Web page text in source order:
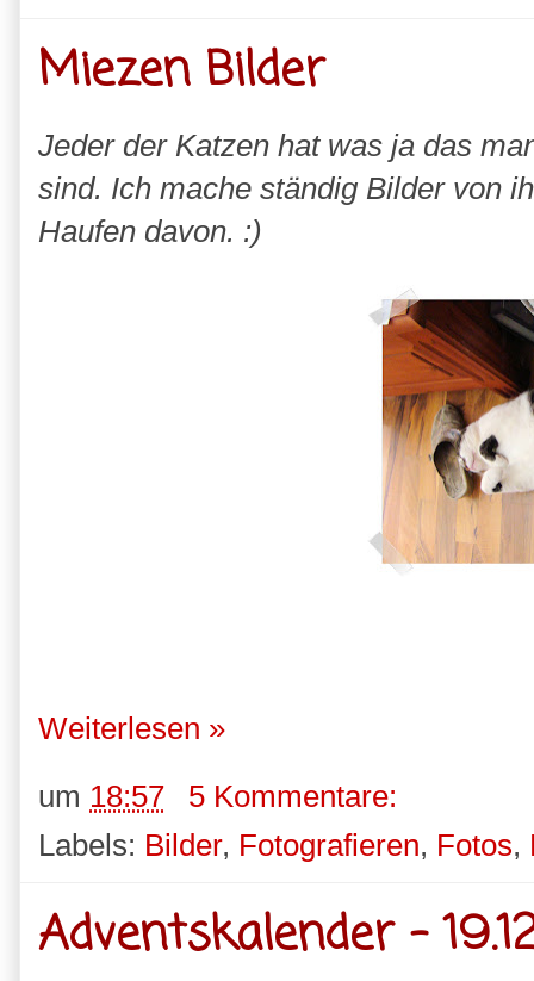
Miezen Bilder
Jeder der Katzen hat was ja das
sind. Ich mache ständig Bilder von
Haufen davon. :)
Weiterlesen »
um 18:57
5 Kommentare:
Labels: Bilder, Fotografieren, Fotos,
Adventskalender -